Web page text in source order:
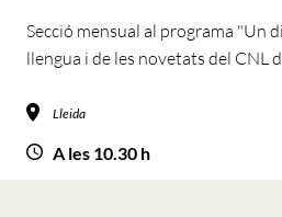
Secció mensual al programa "Un
llengua i de les novetats del CNL
Lleida
A les 10.30 h